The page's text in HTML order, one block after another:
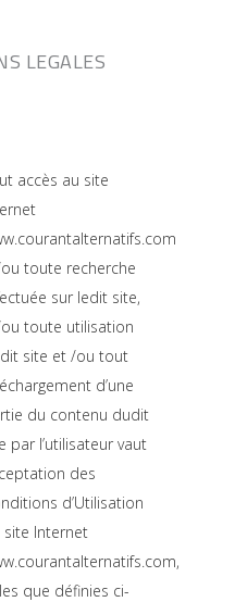
LEGALES
accès au site
toute recherche
sur ledit site,
toute utilisation
site et /ou tout
d’une
du contenu dudit
par l’utilisateur vaut
des
d’Utilisation
site Internet
que définies ci-